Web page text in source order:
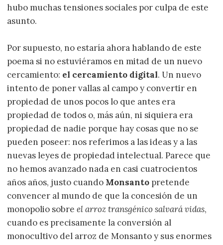
hubo muchas tensiones sociales por culpa de este
asunto.
Por supuesto, no estaría ahora hablando de este
poema si no estuviéramos en mitad de un nuevo
cercamiento: el cercamiento digital. Un nuevo
intento de poner vallas al campo y convertir en
propiedad de unos pocos lo que antes era
propiedad de todos o, más aún, ni siquiera era
propiedad de nadie porque hay cosas que no se
pueden poseer: nos referimos a las ideas y a las
nuevas leyes de propiedad intelectual. Parece que
no hemos avanzado nada en casi cuatrocientos
años años, justo cuando Monsanto pretende
convencer al mundo de que la concesión de un
monopolio sobreel arroz transgénico salvará vidas,
cuando es precisamente la conversión al
monocultivo del arroz de Monsanto y sus enormes